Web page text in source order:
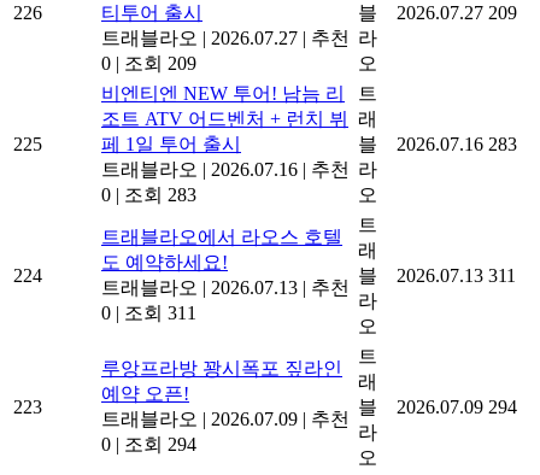
226
티투어 출시
트래블라오 | 2026.07.27 | 추천
0 | 조회 209
블
라
오
2026.07.27 209
225
비엔티엔 NEW 투어! 남늠 리
조트 ATV 어드벤처 + 런치 뷔
페 1일 투어 출시
트래블라오 | 2026.07.16 | 추천
0 | 조회 283
트
래
블
라
오
2026.07.16 283
224
트래블라오에서 라오스 호텔
도 예약하세요!
트래블라오 | 2026.07.13 | 추천
0 | 조회 311
트
래
블
라
오
2026.07.13 311
223
루앙프라방 꽝시폭포 짚라인
예약 오픈!
트래블라오 | 2026.07.09 | 추천
0 | 조회 294
트
래
블
라
오
2026.07.09 294